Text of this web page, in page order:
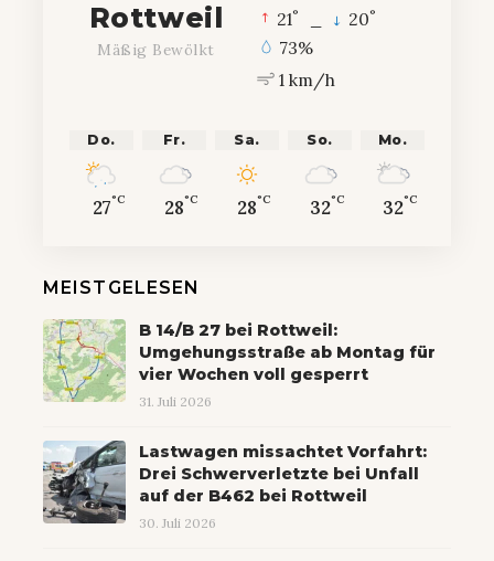
Rottweil
Mäßig Bewölkt
21° 20°
73%
1 km/h
Do.
27°C
Fr.
28°C
Sa.
28°C
So.
32°C
Mo.
32°C
MEISTGELESEN
B 14/B 27 bei Rottweil:
Umgehungsstraße ab Montag für
vier Wochen voll gesperrt
31. Juli 2026
Lastwagen missachtet Vorfahrt:
Drei Schwerverletzte bei Unfall
auf der B462 bei Rottweil
30. Juli 2026